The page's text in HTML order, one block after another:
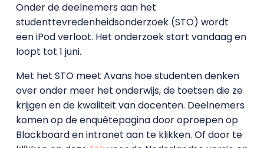
Onder de deelnemers aan het
studenttevredenheidsonderzoek (STO) wordt
een iPod verloot. Het onderzoek start vandaag en
loopt tot 1 juni.
Met het STO meet Avans hoe studenten denken
over onder meer het onderwijs, de toetsen die ze
krijgen en de kwaliteit van docenten. Deelnemers
komen op de enquêtepagina door oproepen op
Blackboard en intranet aan te klikken. Of door te